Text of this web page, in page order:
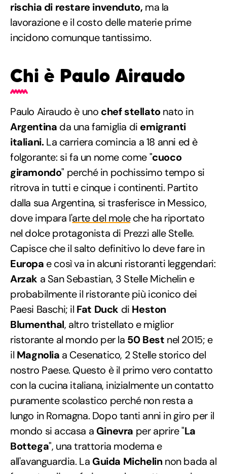
rischia di restare invenduto, ma la
lavorazione e il costo delle materie prime
incidono comunque tantissimo.
Chi è Paulo Airaudo
Paulo Airaudo è uno chef stellatonato in
Argentina da una famiglia di emigranti
italiani.La carriera comincia a 18 anni ed è
folgorante: si fa un nome come "cuoco
giramondo" perché in pochissimo tempo si
ritrova in tutti e cinque i continenti. Partito
dalla sua Argentina, si trasferisce in Messico,
dove impara l'arte del moleche ha riportato
nel dolce protagonista di Prezzi alle Stelle.
Capisce che il salto definitivo lo deve fare in
Europa e così va in alcuni ristoranti leggendari:
Arzak a San Sebastian, 3 Stelle Michelin e
probabilmente il ristorante più iconico dei
Paesi Baschi; il Fat Duck di Heston
Blumenthal, altro tristellato e miglior
ristorante al mondo per la 50 Best nel 2015; e
il Magnolia a Cesenatico, 2 Stelle storico del
nostro Paese. Questo è il primo vero contatto
con la cucina italiana, inizialmente un contatto
puramente scolastico perché non resta a
lungo in Romagna. Dopo tanti anni in giro per il
mondo si accasa a Ginevra per aprire "La
Bottega", una trattoria moderna e
all'avanguardia. La Guida Michelinnon bada al